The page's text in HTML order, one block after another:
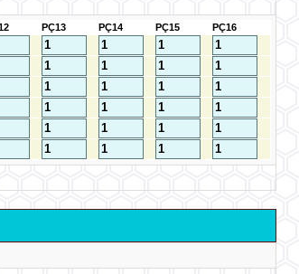
PÇ13 PÇ14 PÇ15 PÇ16